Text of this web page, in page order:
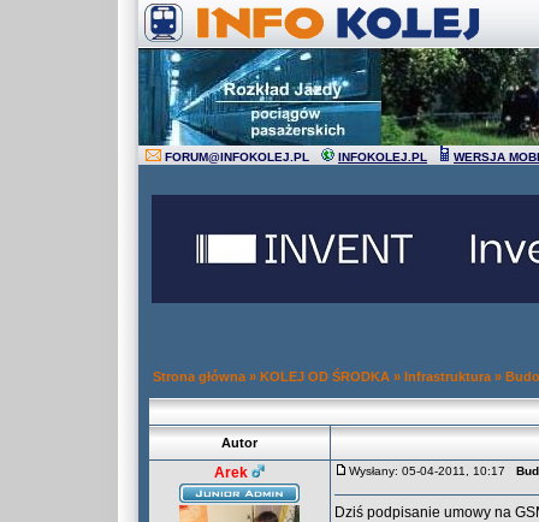
FORUM@INFOKOLEJ.PL INFOKOLEJ.PL WERSJA
Strona główna » KOLEJ OD ŚRODKA » Infrastruktura »
Autor
Arek Wysłany: 05-04-2011, 10:17
Dziś podpisanie umowy na